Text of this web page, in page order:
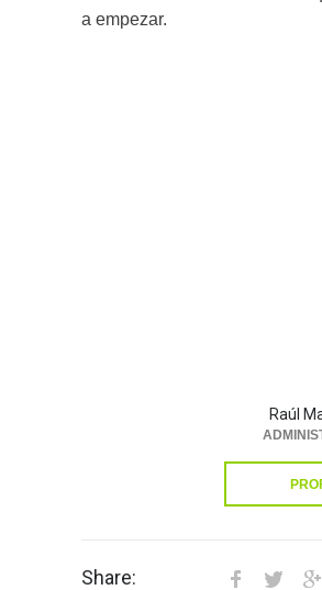
a empezar.
Raúl
Share: